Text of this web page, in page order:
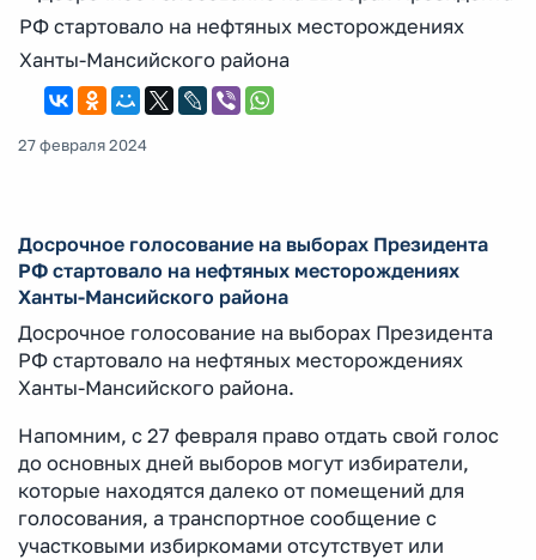
27 февраля 2024
Досрочное голосование на выборах Президента
РФ стартовало на нефтяных месторождениях
Ханты-Мансийского района
Досрочное голосование на выборах Президента
РФ стартовало на нефтяных месторождениях
Ханты-Мансийского района.
Напомним, с 27 февраля право отдать свой голос
до основных дней выборов могут избиратели,
которые находятся далеко от помещений для
голосования, а транспортное сообщение с
участковыми избиркомами отсутствует или